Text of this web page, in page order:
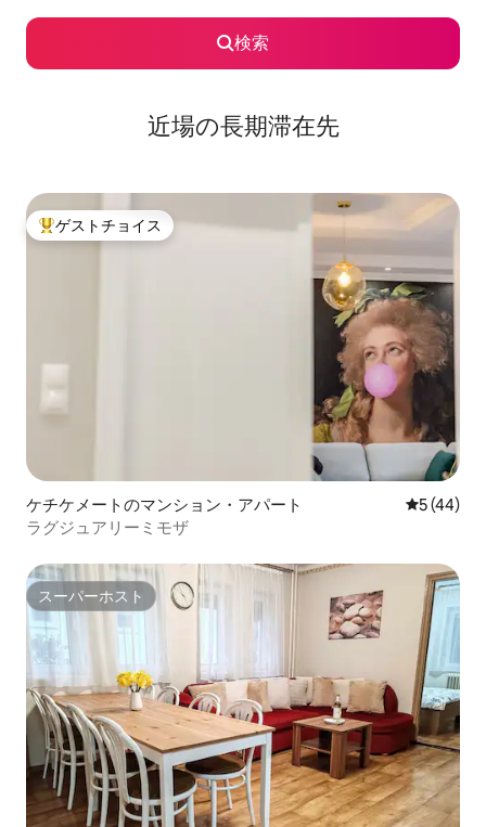
検索
近場の長期滞在先
大好評のゲストチョイスです。
ゲストチョイス
ケチケメートのマンション・アパート レビュー
5 (44)
ラグジュアリーミモザ
スーパーホスト
スーパーホスト